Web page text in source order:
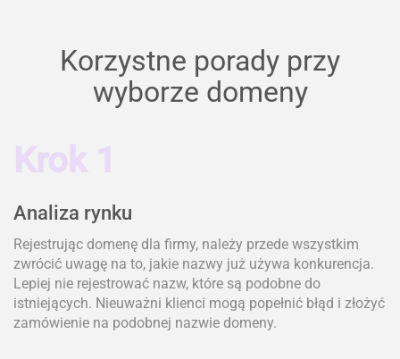
Korzystne porady przy
wyborze domeny
Krok 1
Analiza rynku
Rejestrując domenę dla firmy, należy przede wszystkim
zwrócić uwagę na to, jakie nazwy już używa konkurencja.
Lepiej nie rejestrować nazw, które są podobne do
istniejących. Nieuważni klienci mogą popełnić błąd i złożyć
zamówienie na podobnej nazwie domeny.